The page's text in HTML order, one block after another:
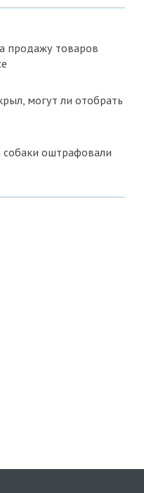
продажу товаров
могут ли отобрать
собаки оштрафовали